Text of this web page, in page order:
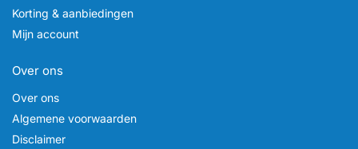
Korting & aanbiedingen
Mijn account
Over ons
Over ons
Algemene voorwaarden
Disclaimer